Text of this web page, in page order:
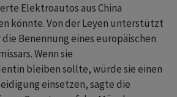
Elektroautos aus China
könnte. Von der Leyen unterstützt
Benennung eines europäischen
Wenn sie
bleiben sollte, würde sie einen
einsetzen, sagte die